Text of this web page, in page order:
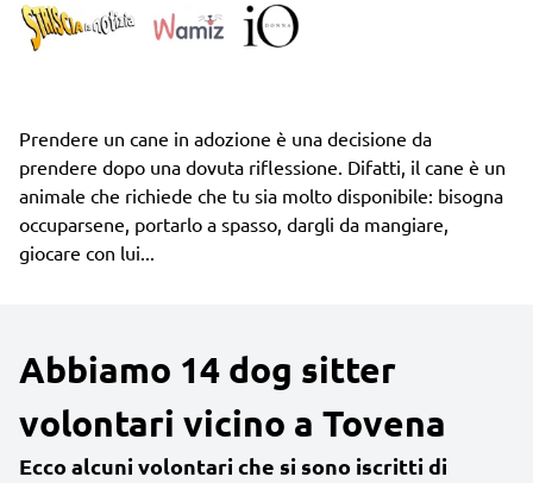
Prendere un cane in adozione è una decisione da
prendere dopo una dovuta riflessione. Difatti, il cane è un
animale che richiede che tu sia molto disponibile: bisogna
occuparsene, portarlo a spasso, dargli da mangiare,
giocare con lui...
Abbiamo 14 dog sitter
volontari vicino a Tovena
Ecco alcuni volontari che si sono iscritti di